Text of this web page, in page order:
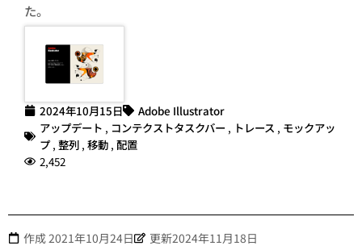
た。
2024年10月15日
Adobe Illustrator
アップデート , コンテクストタスクバー , トレース , モックアッ
プ, 整列 , 移動 , 配置
2,452
作成 2021年10月24日
更新2024年11月18日